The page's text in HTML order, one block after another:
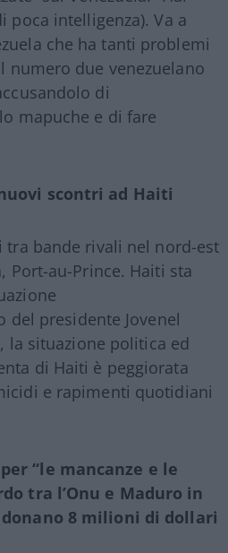
poca intelligenza). Va a
che ha tanti problemi
numero due venezuelano
di
mapuche e di fare
scontri ad Haiti
tra bande rivali nel nord-est
Port-au-Prince. Haiti sta
del presidente Jovenel
la situazione politica ed
di Haiti è peggiorata
e rapimenti quotidiani
“le mancanze e le
tra l’Onu e Maduro in
8 milioni di dollari